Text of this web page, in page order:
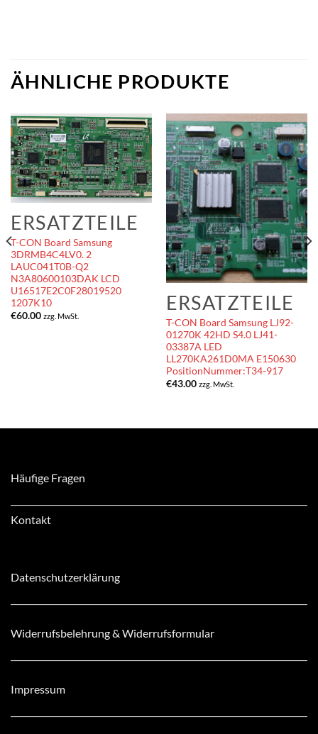
ÄHNLICHE PRODUKTE
ERSATZTEILE
T-CON Board Samsung
3DRMB4C4LV0. 2
LAUC041T0B-Q2
N3A80600103DAK LCD
U16517E2C0F28019520
1207K10
€60.00 zzg. MwSt.
ERSATZTEILE
T-CON Board Samsung LJ92-
01270K 42HD S4.0 LJ41-
03387A LED
LL270KA261D0MA E150630
PositionNummer:T34-917
€43.00 zzg. MwSt.
Häufige Fragen
Kontakt
Datenschutzerklärung
Widerrufsbelehrung & Widerrufsformular
Impressum